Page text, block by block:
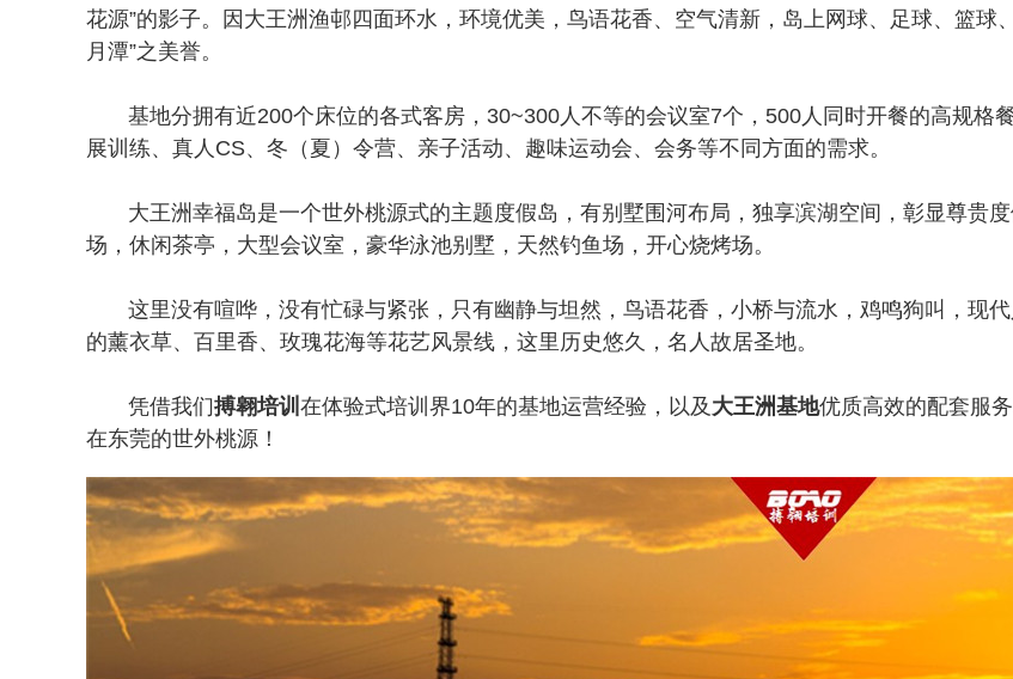
花源”的影子。因大王洲渔邨四面环水，环境优美，鸟语花香、空气清新，岛上网球、足球、篮球
月潭”之美誉。
基地分拥有近200个床位的各式客房，30~300人不等的会议室7个，500人同时开餐的高规格
展训练、真人CS、冬（夏）令营、亲子活动、趣味运动会、会务等不同方面的需求。
大王洲幸福岛是一个世外桃源式的主题度假岛，有别墅围河布局，独享滨湖空间，彰显尊贵
场，休闲茶亭，大型会议室，豪华泳池别墅，天然钓鱼场，开心烧烤场。
这里没有喧哗，没有忙碌与紧张，只有幽静与坦然，鸟语花香，小桥与流水，鸡鸣狗叫，现
的薰衣草、百里香、玫瑰花海等花艺风景线，这里历史悠久，名人故居圣地。
凭借我们搏翱培训 在体验式培训界10年的基地运营经验，以及 大王洲基地优质高效的配套服
在东莞的世外桃源！